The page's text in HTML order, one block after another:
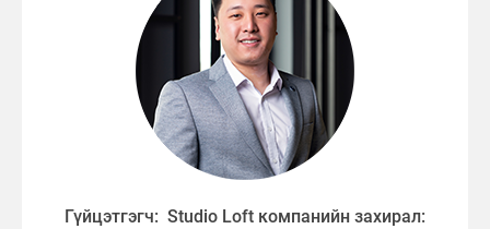
Гүйцэтгэгч: Studio Loft компанийн захирал: